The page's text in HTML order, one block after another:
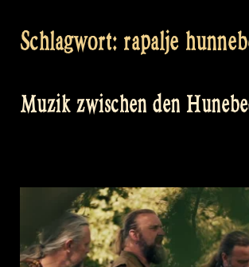
Schlagwort: rapalje
Muzik zwischen den